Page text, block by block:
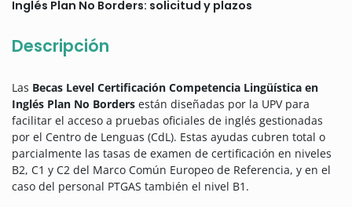
Inglés Plan No Borders: solicitud y plazos
Descripción
Las Becas Level Certificación Competencia Lingüística en
Inglés Plan No Borders están diseñadas por la UPV para
facilitar el acceso a pruebas oficiales de inglés gestionadas
por el Centro de Lenguas (CdL). Estas ayudas cubren total o
parcialmente las tasas de examen de certificación en niveles
B2, C1 y C2 del Marco Común Europeo de Referencia, y en el
caso del personal PTGAS también el nivel B1.